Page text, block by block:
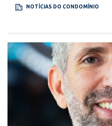
NOTÍCIAS DO CONDOMÍNIO